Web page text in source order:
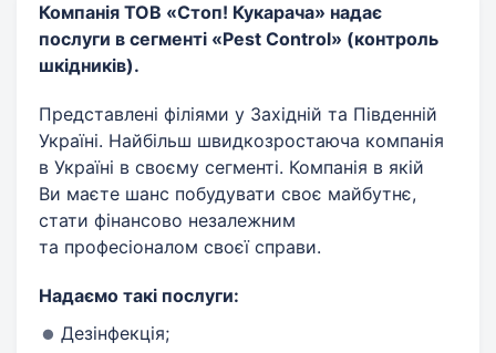
Компанія ТОВ «Стоп! Кукарача» надає
послуги в сегменті «Pest Control» (контроль
шкідників).
Представлені філіями у Західній та Південній
Україні. Найбільш швидкозростаюча компанія
в Україні в своєму сегменті. Компанія в якій
Ви маєте шанс побудувати своє майбутнє,
стати фінансово незалежним
та професіоналом своєї справи.
Надаємо такі послуги:
Дезінфекція;